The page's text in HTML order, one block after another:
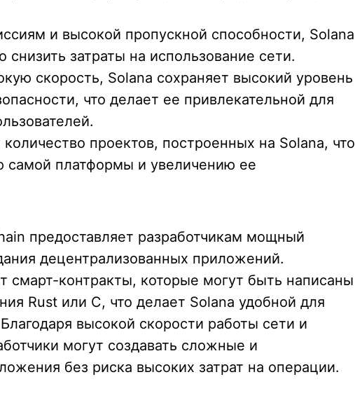
и высокой пропускной способности, Solana
снизить затраты на использование сети.
скорость, Solana сохраняет высокий уровень
что делает ее привлекательной для
проектов, построенных на Solana, что
самой платформы и увеличению ее
предоставляет разработчикам мощный
децентрализованных приложений.
смарт-контракты, которые могут быть написаны
Rust или C, что делает Solana удобной для
высокой скорости работы сети и
могут создавать сложные и
без риска высоких затрат на операции.